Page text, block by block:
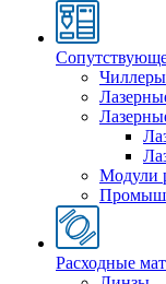
Чиллеры
Модули
Расходные